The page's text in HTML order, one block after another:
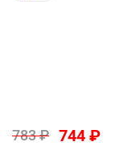
783 ₽ 744 ₽